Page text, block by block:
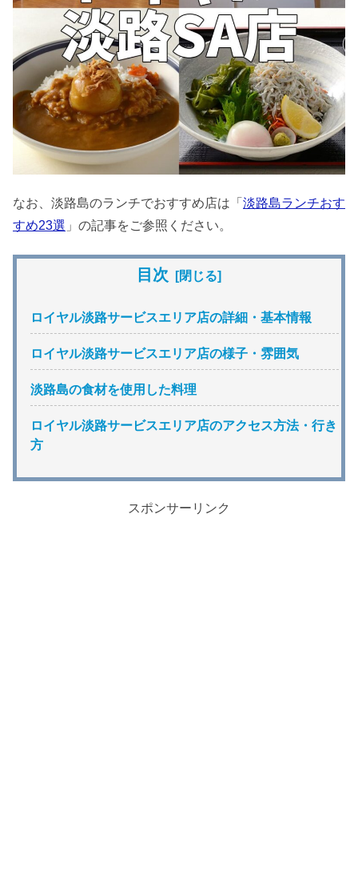
なお、淡路島のランチでおすすめ店は「 淡路島ランチおす
すめ23選 」の記事をご参照ください。
目次
ロイヤル淡路サービスエリア店の詳細・基本情報
ロイヤル淡路サービスエリア店の様子・雰囲気
淡路島の食材を使用した料理
ロイヤル淡路サービスエリア店のアクセス方法・行き
方
スポンサーリンク